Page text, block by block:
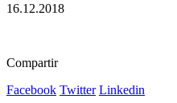
16.12.2018
Compartir
Facebook Twitter Linkedin